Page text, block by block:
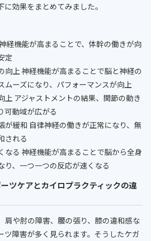
に効果をまとめてみました。
経機能が高まることで、体幹の働きが向
定
向上 神経機能が高まることで脳と神経の
ムーズになり、パフォーマンスが向上
上 アジャストメントの結果、関節の動き
可動域が広がる
が緩和 自律神経の働きが正常になり、無
される
なる 神経機能が高まることで脳から全身
り、一つ一つの反応が速くなる
ツケアとカイロプラクティックの違
肩や肘の障害、腰の張り、膝の違和感な
ツ障害が多く見られます。そうしたケガ